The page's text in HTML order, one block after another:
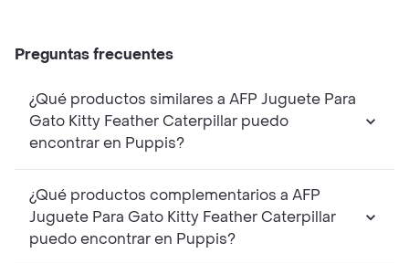
Preguntas frecuentes
¿Qué productos similares a AFP Juguete Para
Gato Kitty Feather Caterpillar puedo
encontrar en Puppis?
¿Qué productos complementarios a AFP
Juguete Para Gato Kitty Feather Caterpillar
puedo encontrar en Puppis?